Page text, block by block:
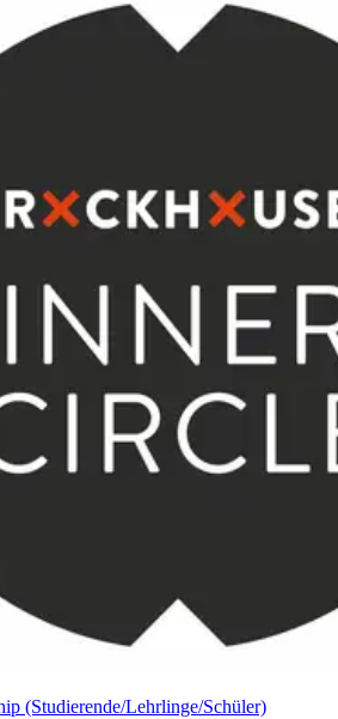
(Studierende/Lehrlinge/Schüler)